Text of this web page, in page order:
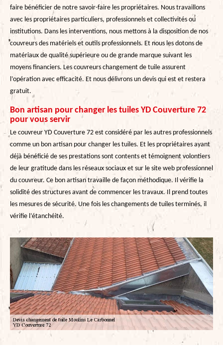
faire bénéficier de notre savoir-faire les propriétaires. Nous travaillons
avec les propriétaires particuliers, professionnels et collectivités ou
institutions. Dans les interventions, nous mettons à la disposition de nos
couvreurs des matériels et outils professionnels. Et nous les dotons de
matériaux de qualité supérieure ou de grande marque suivant les
moyens financiers. Les couvreurs changement de tuile assurent
l’opération avec efficacité. Et nous délivrons un devis qui est et restera
gratuit.
Bon artisan pour changer les tuiles YD Couverture 72
pour vous servir
Le couvreur YD Couverture 72 est considéré par les autres professionnels
comme un bon artisan pour changer les tuiles. Et les propriétaires ayant
déjà bénéficié de ses prestations sont contents et témoignent volontiers
de leur gratitude dans les réseaux sociaux et sur le site web professionnel
du couvreur. Ce bon artisan travaille de façon méthodique. Il vérifie la
solidité des structures avant de commencer les travaux. Il prend toutes
les mesures de sécurité. Une fois les changements de tuiles terminés, il
vérifie l’étanchéité.